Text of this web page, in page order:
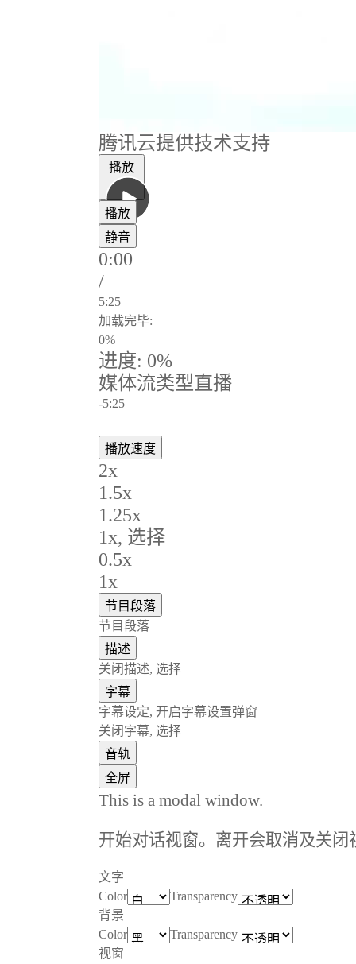
腾讯云提供技术支持
播放
播放
静音
0:00
/
5:25
加载完毕:
0%
进度: 0%
媒体流类型直播
-5:25
播放速度
2x
1.5x
1.25x
1x, 选择
0.5x
1x
节目段落
节目段落
描述
关闭描述, 选择
字幕
字幕设定, 开启字幕设置弹窗
关闭字幕, 选择
音轨
全屏
This is a modal window.
开始对话视窗。离开会取消及关闭
文字
Color
Transparency
背景
Color
Transparency
视窗